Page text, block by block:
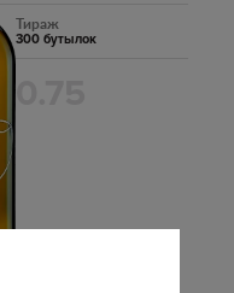
Тираж
300 бутылок